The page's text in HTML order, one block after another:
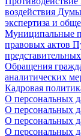
воздействия
экспертиза и
Муниципальные
правовых актов
Обращения
аналитических
Кадровая
О персональных
О персональных
О персональных
О персональных